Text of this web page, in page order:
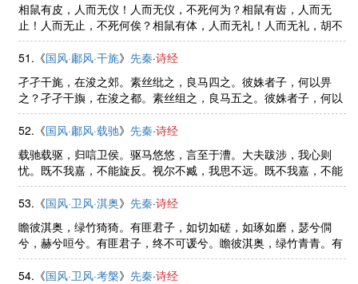
相鼠有皮，人而无仪！人而无仪，不死何为？相鼠有齿，人而无
止！人而无止，不死何俟？相鼠有体，人而无礼！人而无礼，胡不
遄死？
51.《国风·鄘风·干旄》先秦·诗经
孑孑干旄，在浚之郊。素丝纰之，良马四之。彼姝者子，何以畀
之？孑孑干旟，在浚之都。素丝组之，良马五之。彼姝者子，何以
予之？孑孑干旌，在浚之城。素丝祝之，良马六之。彼姝者子，何
以告之？
52.《国风·鄘风·载驰》先秦·诗经
载驰载驱，归唁卫侯。驱马悠悠，言至于漕。大夫跋涉，我心则
忧。既不我嘉，不能旋反。视尔不臧，我思不远。既不我嘉，不能
旋济？视尔不臧，我思不閟。陟彼阿丘，言采其蝱。女子善怀，亦
各有行。许人尤之，众稚且狂。 ......
53.《国风·卫风·淇奥》先秦·诗经
瞻彼淇奥，绿竹猗猗。有匪君子，如切如磋，如琢如磨，瑟兮僴
兮，赫兮咺兮。有匪君子，终不可谖兮。瞻彼淇奥，绿竹青青。有
匪君子，充耳璓莹，会弁如星。瑟兮僴兮。赫兮咺兮，有匪君子，
终不可谖兮。瞻彼淇奥，绿竹如 ......
54.《国风·卫风·考槃》先秦·诗经